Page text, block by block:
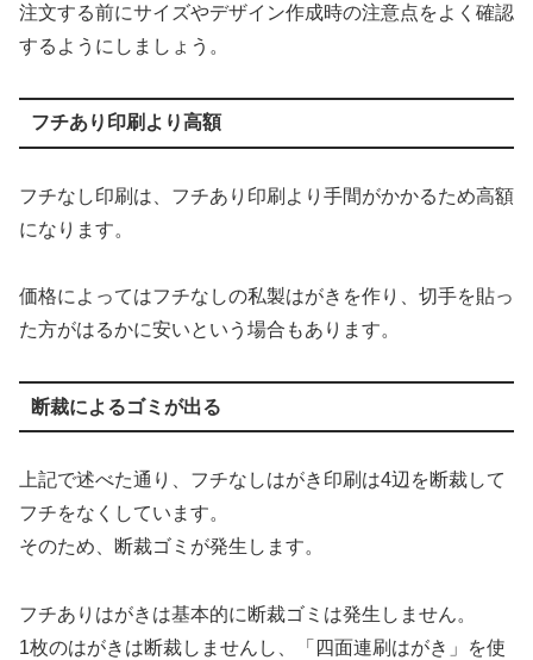
注文する前にサイズやデザイン作成時の注意点をよく確認
するようにしましょう。
フチあり印刷より高額
フチなし印刷は、フチあり印刷より手間がかかるため高額
になります。
価格によってはフチなしの私製はがきを作り、切手を貼っ
た方がはるかに安いという場合もあります。
断裁によるゴミが出る
上記で述べた通り、フチなしはがき印刷は4辺を断裁して
フチをなくしています。
そのため、断裁ゴミが発生します。
フチありはがきは基本的に断裁ゴミは発生しません。
1枚のはがきは断裁しませんし、「四面連刷はがき」を使